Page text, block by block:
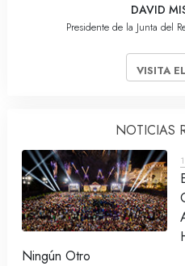
DAVID
Presidente de la Junta del
VISITA
NOTICIAS
Ningún Otro